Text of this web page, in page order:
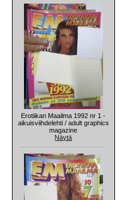
Erotiikan Maailma 1992 nr 1 -
aikuisviihdelehti / adult graphics
magazine
Näytä